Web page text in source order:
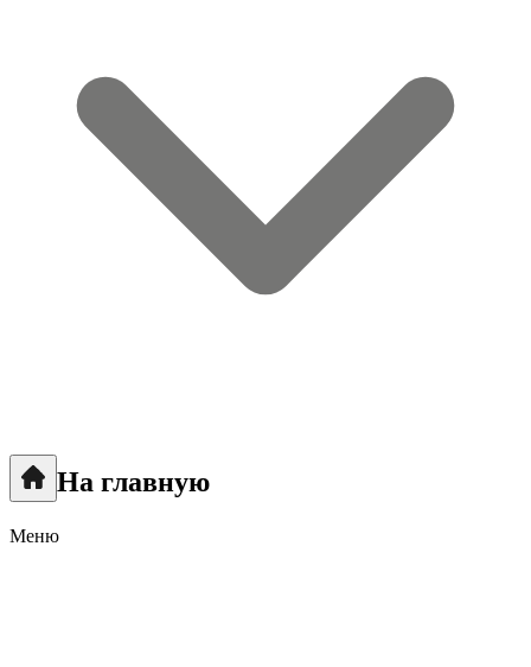
На главную
Меню